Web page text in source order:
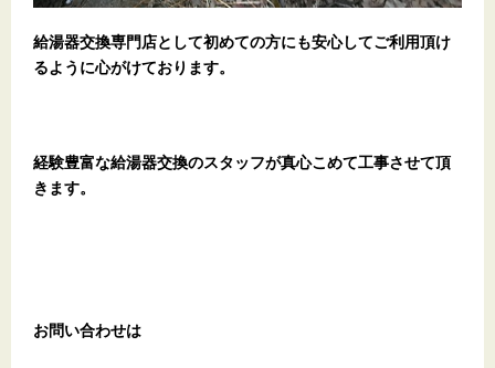
給湯器交換専門店として初めての方にも安心してご利用頂け
るように心がけております。
経験豊富な給湯器交換のスタッフが真心こめて工事させて頂
きます。
お問い合わせは